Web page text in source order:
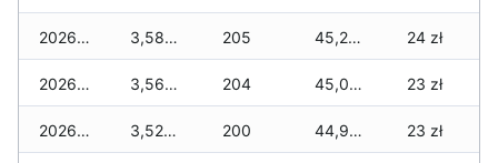
2026-02-10 3,580 zł 205 45,220 zł 24 zł
2026-02-09 3,560 zł 204 45,030 zł 23 zł
2026-02-08 3,520 zł 200 44,970 zł 23 zł